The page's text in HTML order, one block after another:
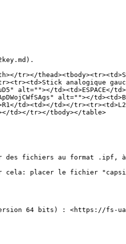
tr></
analogique
alt=""></
alt=""></
td><td></td></
td></tr></tbody></table>
des fichiers au format
cela: placer le fichier
64 bits) : <https://fs-